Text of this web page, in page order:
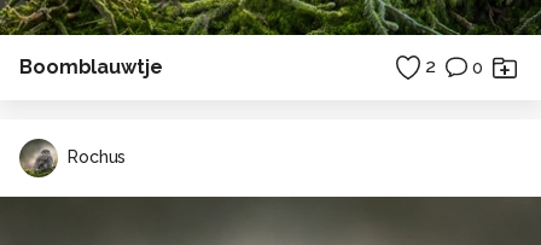
Boomblauwtje 2 0
Rochus